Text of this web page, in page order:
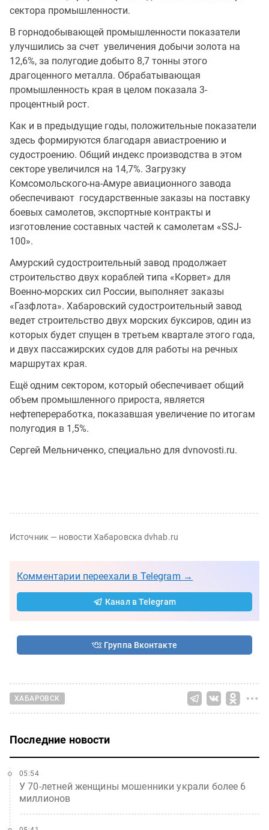
сектора промышленности.
В горнодобывающей промышленности показатели
улучшились за счет увеличения добычи золота на
12,6%, за полугодие добыто 8,7 тонны этого
драгоценного металла. Обрабатывающая
промышленность края в целом показала 3-
процентный рост.
Как и в предыдущие годы, положительные показатели
здесь формируются благодаря авиастроению и
судостроению. Общий индекс производства в этом
секторе увеличился на 14,7%. Загрузку
Комсомольского-на-Амуре авиационного завода
обеспечивают государственные заказы на поставку
боевых самолетов, экспортные контракты и
изготовление составных частей к самолетам «SSJ-
100».
Амурский судостроительный завод продолжает
строительство двух кораблей типа «Корвет» для
Военно-морских сил России, выполняет заказы
«Газфлота». Хабаровский судостроительный завод
ведет строительство двух морских буксиров, один из
которых будет спущен в третьем квартале этого года,
и двух пассажирских судов для работы на речных
маршрутах края.
Ещё одним сектором, который обеспечивает общий
объем промышленного прироста, является
нефтепереработка, показавшая увеличение по итогам
полугодия в 1,5%.
Сергей Мельниченко, специально для dvnovosti.ru.
Источник — новости Хабаровска dvhab.ru
Комментарии переехали в Telegram →
Канал в Telegram
Группа Вконтакте
ХАБАРОВСК
Последние новости
У 70-летней женщины мошенники украли более 6
миллионов
05:54